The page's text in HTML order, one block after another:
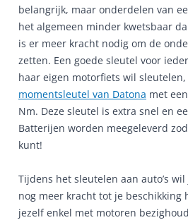
belangrijk, maar onderdelen van
het algemeen minder kwetsbaar
is er meer kracht nodig om de
zetten. Een goede sleutel voor
haar eigen motorfiets wil
momentsleutel van Datona met
Nm. Deze sleutel is extra snel en
Batterijen worden meegeleverd
kunt!
Tijdens het sleutelen aan auto’s
nog meer kracht tot je beschikking
jezelf enkel met motoren